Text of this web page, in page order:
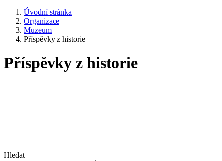
Úvodní stránka
Organizace
Muzeum
Příspěvky z historie
Příspěvky z historie
Hledat